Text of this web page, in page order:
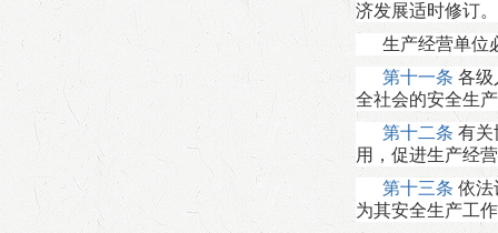
济发展适时修订。
生产经营单位
第十一条 各级
全社会的安全生
第十二条 有关
用，促进生产经
第十三条 依法
为其安全生产工